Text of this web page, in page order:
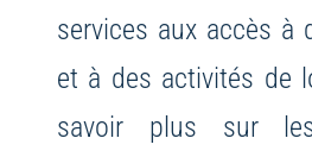
services aux accès à
et à des activités de
savoir plus sur